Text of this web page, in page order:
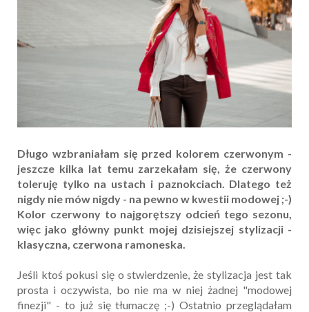
Długo wzbraniałam się przed kolorem czerwonym -
jeszcze kilka lat temu zarzekałam się, że czerwony
toleruję tylko na ustach i paznokciach. Dlatego też
nigdy nie mów nigdy - na pewno w kwestii modowej ;-)
Kolor czerwony to najgorętszy odcień tego sezonu,
więc jako główny punkt mojej dzisiejszej stylizacji -
klasyczna, czerwona ramoneska.
Jeśli ktoś pokusi się o stwierdzenie, że stylizacja jest tak
prosta i oczywista, bo nie ma w niej żadnej "modowej
finezji" - to już się tłumaczę ;-) Ostatnio przeglądałam